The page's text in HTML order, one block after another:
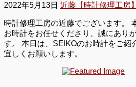
2022年5月13日 近藤【時計修理工房】
時計修理工房の近藤でございます。
お時計をお任せくださり、誠にあり
す。 本日は、SEIKOのお時計をご紹
宜しくお願いします。